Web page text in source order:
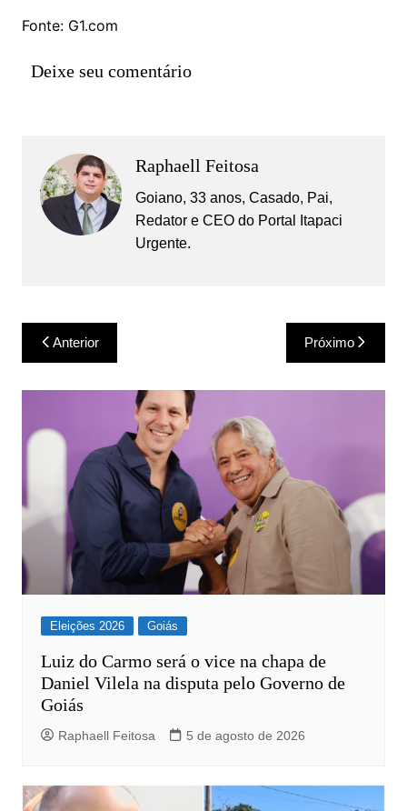
Fonte: G1.com
Deixe seu comentário
Raphaell Feitosa
Goiano, 33 anos, Casado, Pai,
Redator e CEO do Portal Itapaci
Urgente.
Navegação
de
Post
Anterior Próximo
Eleições 2026 Goiás
Luiz do Carmo será o vice na chapa de
Daniel Vilela na disputa pelo Governo de
Goiás
Raphaell Feitosa 5 de agosto de 2026